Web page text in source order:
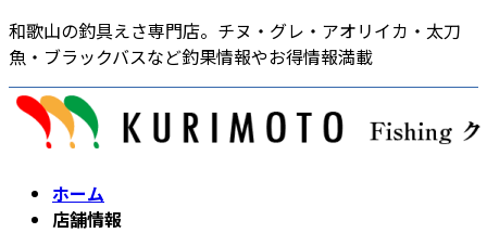
コ
ン
テ
ン
ナ
ビ
ゲ
ー
和歌山の釣具えさ専門店。チヌ・グレ・アオリイカ・太刀
魚・ブラックバスなど釣果情報やお得情報満載
ホーム
店舗情報